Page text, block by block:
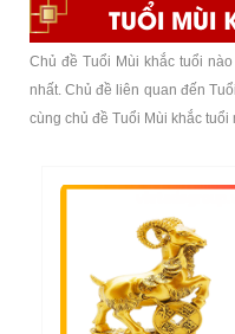
TUỔI MÙI
Chủ đề Tuổi Mùi khắc tuổi
nhất. Chủ đề liên quan đến
cùng chủ đề Tuổi Mùi khắc